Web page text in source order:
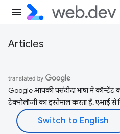
Articles
Google आपकी पसंदीदा भाषा में
टेक्नोलॉजी का इस्तेमाल करता है. एआई से